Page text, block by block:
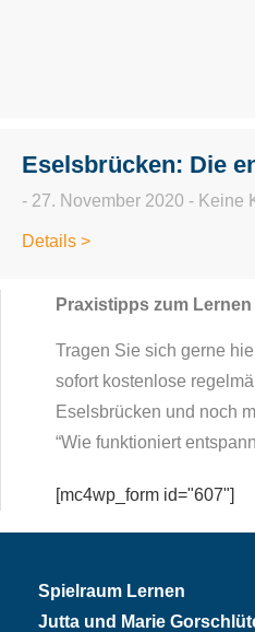
Eselsbrücken: Die
27. November 2020 Keine
Details >
Praxistipps zum
Tragen Sie sich gerne
sofort kostenlose
Eselsbrücken und noch
“Wie funktioniert
[mc4wp_form id="607"]
Spielraum Lernen
Jutta und Marie